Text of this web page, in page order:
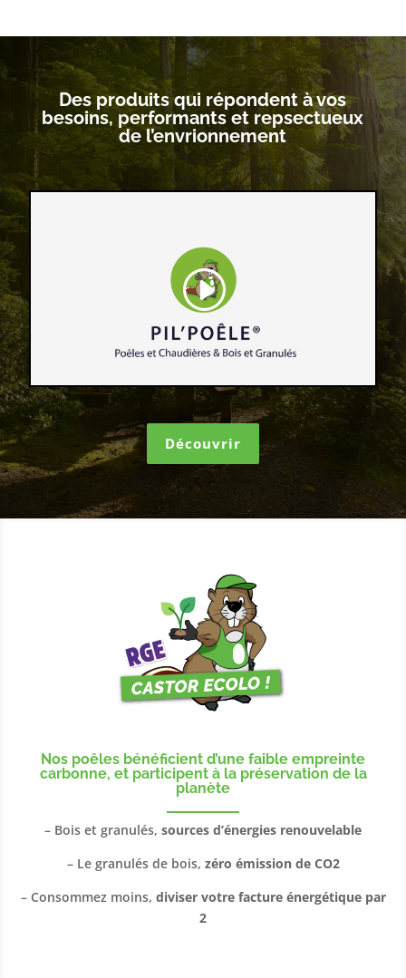
Des produits qui répondent à vos
besoins, performants et repsectueux
de l’envrionnement
Découvrir
Nos poêles bénéficient d’une faible empreinte
carbonne, et participent à la préservation de la
planète
– Bois et granulés, sources d’énergies renouvelable
– Le granulés de bois, zéro émission de CO2
– Consommez moins, diviser votre facture énergétique par
2